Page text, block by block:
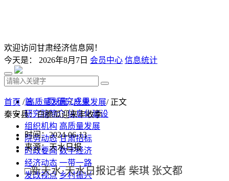
欢迎访问甘肃经济信息网！
今天是： 2026年8月7日 会员中心 信息统计
首 页 研究成果
研究院简介 信息化建设
组织机构 高质量发展
院务动态 甘肃招标
时政要闻 数字经济
经济动态 一带一路
发改视点 乡村振兴
首页 /高质量发展/产业发展/ 正文
秦安县：白脆瓜迎来丰收季
时间：2024-06-13
来源：天水日报
□新天水·天水日报记者 柴琪 张文都